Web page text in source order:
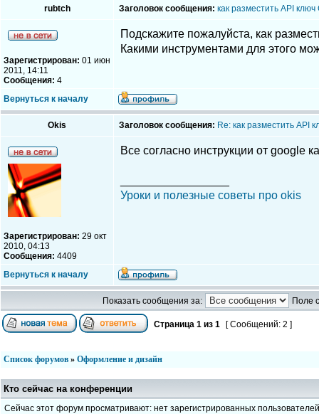
rubtch Заголовок сообщения: как разместить API ключ
Зарегистрирован: 01 июн
2011, 14:11
Сообщения: 4
Подскажите пожалуйста, как
Какими инструментами для этого
Вернуться к началу
Okis Заголовок сообщения: Re: как разместить API
Зарегистрирован: 29 окт
2010, 04:13
Сообщения: 4409
Все согласно инструкции от google
Уроки и полезные советы про okis
Вернуться к началу
Показать сообщения за: Поле
Страница 1 из 1 [ Сообщений: 2 ]
Список форумов » Оформление и дизайн
Кто сейчас на конференции
Сейчас этот форум просматривают: нет зарегистрированных пользователей